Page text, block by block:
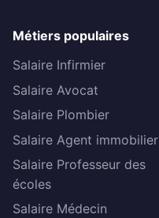
Métiers populaires
Salaire Infirmier
Salaire Avocat
Salaire Plombier
Salaire Agent immobilier
Salaire Professeur des
écoles
Salaire Médecin